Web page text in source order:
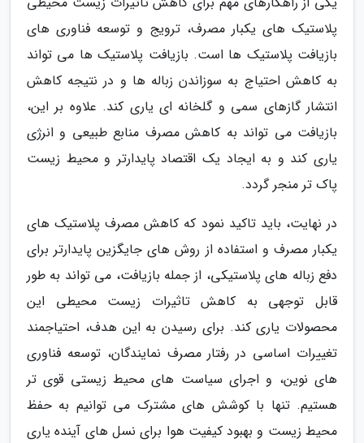
پلاستیک های یکبار مصرف، ترویج و توسعه فناوری های
بازیافت پلاستیک ها است. بازیافت پلاستیک ها می تواند
به کاهش احتیاج به سوزاندن زباله ها و در نتیجه کاهش
انتشار گازهای سمی و گلخانه ای یاری کند. علاوه بر این،
بازیافت می تواند به کاهش مصرف منابع طبیعی و انرژی
یاری کند و به ایجاد یک اقتصاد پایدارتر و محیط زیست
پاک تر منجر گردد.
در نهایت، باید تاکید نمود که کاهش مصرف پلاستیک های
یکبار مصرف و استفاده از روش های جایگزین پایدارتر برای
دفع زباله های پلاستیکی، از جمله بازیافت، می تواند به طور
قابل توجهی به کاهش تاثیرات زیست محیطی این
محصولات یاری کند. برای رسیدن به این هدف، احتیاجمند
تغییرات اساسی در رفتار مصرف نمایندگان، توسعه فناوری
های نوین، و اجرای سیاست های محیط زیستی قوی تر
هستیم. تنها با کوشش های مشترک می توانیم به حفظ
محیط زیست و بهبود کیفیت هوا برای نسل های آینده یاری